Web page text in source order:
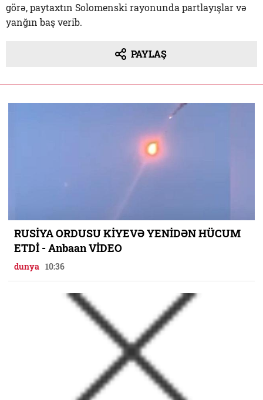
görə, paytaxtın Solomenski rayonunda partlayışlar və
yanğın baş verib.
PAYLAŞ
RUSİYA ORDUSU KİYEVƏ YENİDƏN HÜCUM
ETDİ - Anbaan VİDEO
dunya 10:36